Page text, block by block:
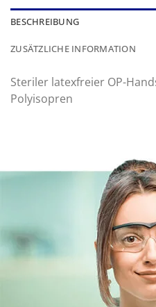
BESCHREIBUNG
ZUSÄTZLICHE INFORMATION
Steriler latexfreier OP-
Polyisopren